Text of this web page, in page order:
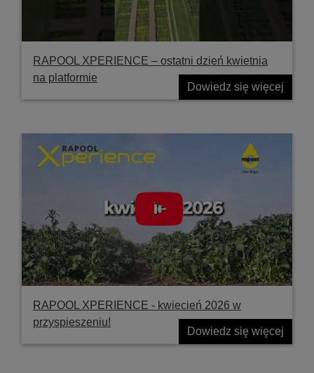
RAPOOL XPERIENCE – ostatni dzień kwietnia
na platformie
Dowiedz się więcej
RAPOOL XPERIENCE - kwiecień 2026 w
przyspieszeniu!
Dowiedz się więcej